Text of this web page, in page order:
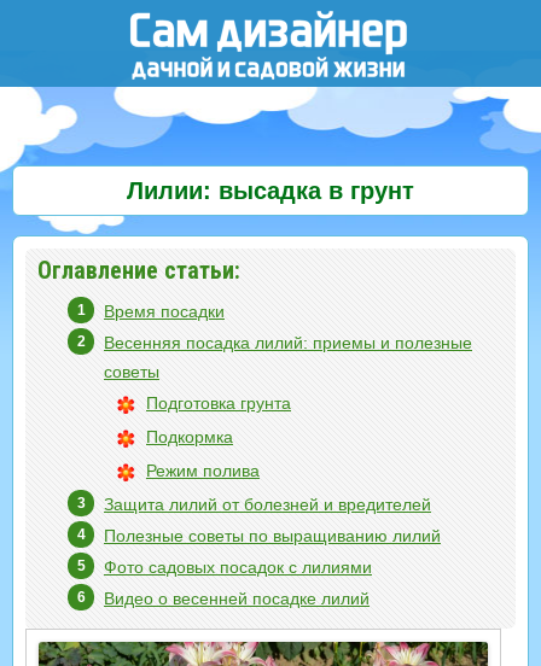
Лилии: высадка в грунт
Оглавление статьи:
Время посадки
Весенняя посадка лилий: приемы и полезные
советы
Подготовка грунта
Подкормка
Режим полива
Защита лилий от болезней и вредителей
Полезные советы по выращиванию лилий
Фото садовых посадок с лилиями
Видео о весенней посадке лилий